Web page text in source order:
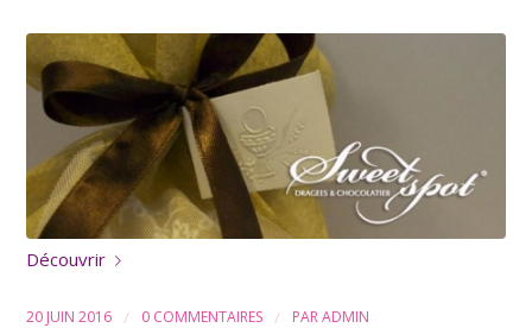
Découvrir
20 JUIN 2016 / 0 COMMENTAIRES / PARADMIN